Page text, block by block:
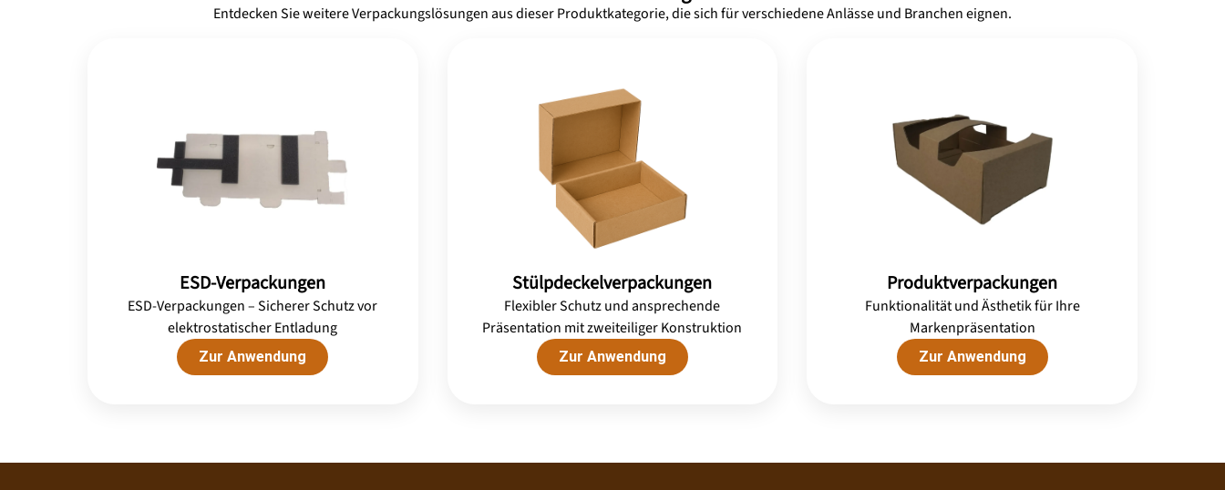
Entdecken Sie weitere Verpackungslösungen aus dieser Produktkategorie, die sich für verschiedene Anlässe und Branchen eignen.
ESD-Verpackungen
ESD-Verpackungen – Sicherer Schutz vor
elektrostatischer Entladung
Zur Anwendung
Stülpdeckelverpackungen
Flexibler Schutz und ansprechende
Präsentation mit zweiteiliger Konstruktion
Zur Anwendung
Produktverpackungen
Funktionalität und Ästhetik für Ihre
Markenpräsentation
Zur Anwendung